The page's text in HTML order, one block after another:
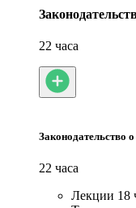
22 часа
Законодательство
22 часа
Лекции 18